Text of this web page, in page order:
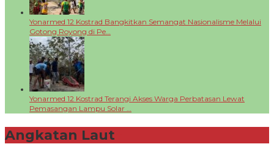
Yonarmed 12 Kostrad Bangkitkan Semangat Nasionalisme Melalui
Gotong Royong di Pe…
Yonarmed 12 Kostrad Terangi Akses Warga Perbatasan Lewat
Pemasangan Lampu Solar …
Angkatan Laut